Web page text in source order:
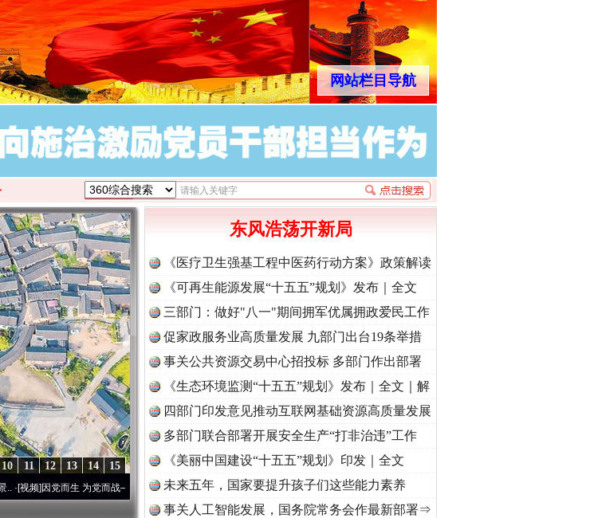
网站栏目导航
15
14
13
12
11
10
]因党而生 为党而战——百年“纪”事⑧加强纪律..·[视频]牢记初心使命 奋进复兴征程丨“转折之城”激荡..
东风浩荡开新局
《医疗卫生强基工程中医药行动方案》政策解读
《可再生能源发展“十五五”规划》发布｜全文
三部门：做好"八一"期间拥军优属拥政爱民工作
促家政服务业高质量发展 九部门出台19条举措
事关公共资源交易中心招投标 多部门作出部署
《生态环境监测“十五五”规划》发布｜全文｜解
读
四部门印发意见推动互联网基础资源高质量发展
多部门联合部署开展安全生产“打非治违”工作
《美丽中国建设“十五五”规划》印发｜全文
未来五年，国家要提升孩子们这些能力素养
事关人工智能发展，国务院常务会作最新部署⇒